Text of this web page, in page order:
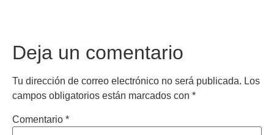
Deja un comentario
Tu dirección de correo electrónico no será publicada. Los
campos obligatorios están marcados con *
Comentario *